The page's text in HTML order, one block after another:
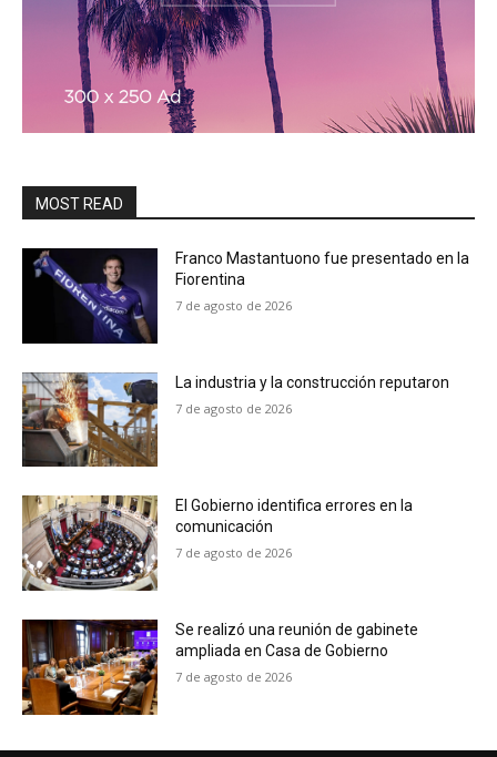
MOST READ
Franco Mastantuono fue presentado en la
Fiorentina
7 de agosto de 2026
La industria y la construcción reputaron
7 de agosto de 2026
El Gobierno identifica errores en la
comunicación
7 de agosto de 2026
Se realizó una reunión de gabinete
ampliada en Casa de Gobierno
7 de agosto de 2026